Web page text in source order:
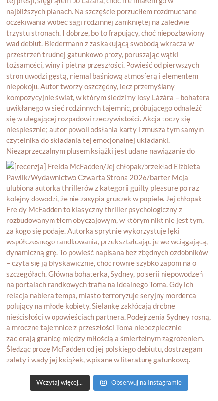
Wczytaj więcej... Obserwuj na Instagramie